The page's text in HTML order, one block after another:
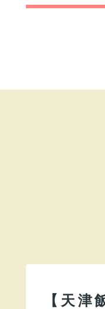
【天